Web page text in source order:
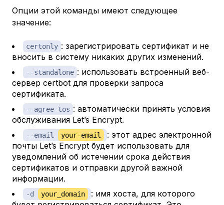
Опции этой команды имеют следующее
значение:
certonly : зарегистрировать сертификат и не
вносить в систему никаких других изменений.
--standalone : использовать встроенный веб-
сервер certbot для проверки запроса
сертификата.
--agree-tos : автоматически принять условия
обслуживания Let’s Encrypt.
--email your-email
: этот адрес электронной
почты Let’s Encrypt будет использовать для
уведомлений об истечении срока действия
сертификатов и отправки другой важной
информации.
-d your_domain
: имя хоста, для которого